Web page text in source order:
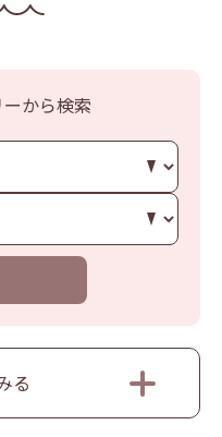
から検索
る